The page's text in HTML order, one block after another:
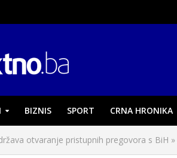
BIZNIS SPORT CRNA HRONIKA
otvaranje pristupnih pregovora s BiH »